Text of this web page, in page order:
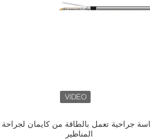
جراحية تعمل بالطاقة من كايمان لجراحة
المناظير